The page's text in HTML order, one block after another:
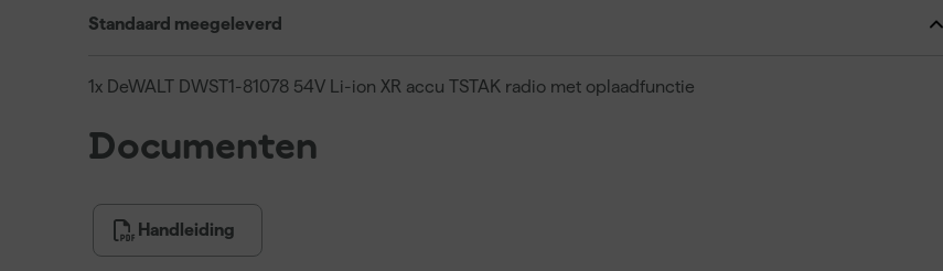
Standaard meegeleverd
1x DeWALT DWST1-81078 54V Li-ion XR accu TSTAK radio met oplaadfunctie
Documenten
Handleiding